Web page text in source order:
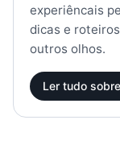
experiêncais
dicas e
outros olhos.
Ler tudo